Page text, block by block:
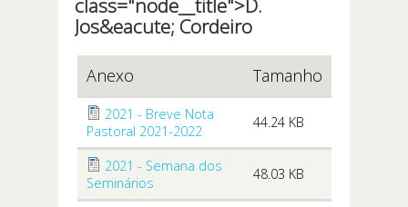
class="node__title">D.
Jos&eacute; Cordeiro
Anexo Tamanho
2021 - Breve Nota
Pastoral 2021-2022
44.24 KB
2021 - Semana dos
Seminários
48.03 KB